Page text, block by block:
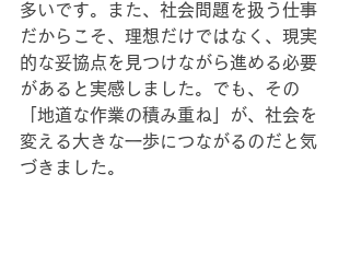
多いです。また、社会問題を扱う仕事
だからこそ、理想だけではなく、現実
的な妥協点を見つけながら進める必要
があると実感しました。でも、その
「地道な作業の積み重ね」が、社会を
変える大きな一歩につながるのだと気
づきました。